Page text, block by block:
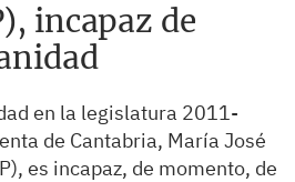
incapaz de
en la legislatura 2011-
de Cantabria, María José
es incapaz, de momento, de